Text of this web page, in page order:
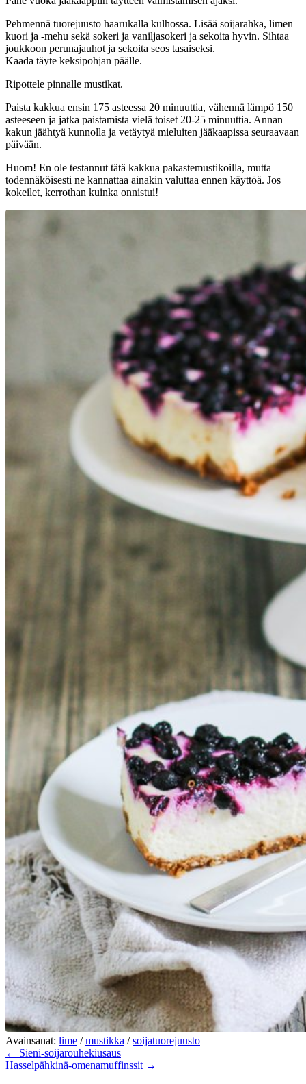
Pehmennä tuorejuusto haarukalla kulhossa. Lisää soijarahka, limen
kuori ja -mehu sekä sokeri ja vaniljasokeri ja sekoita hyvin. Sihtaa
joukkoon perunajauhot ja sekoita seos tasaiseksi.
Kaada täyte keksipohjan päälle.
Ripottele pinnalle mustikat.
Paista kakkua ensin 175 asteessa 20 minuuttia, vähennä lämpö 150
asteeseen ja jatka paistamista vielä toiset 20-25 minuuttia. Annan
kakun jäähtyä kunnolla ja vetäytyä mieluiten jääkaapissa seuraavaan
päivään.
Huom! En ole testannut tätä kakkua pakastemustikoilla, mutta
todennäköisesti ne kannattaa ainakin valuttaa ennen käyttöä. Jos
kokeilet, kerrothan kuinka onnistui!
Avainsanat: lime /mustikka /soijatuorejuusto
← Sieni-soijarouhekiusaus
Hasselpähkinä-omenamuffinssit →